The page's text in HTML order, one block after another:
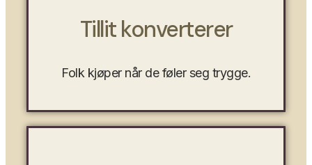
Tillit konverterer
Folk kjøper når de føler seg trygge.